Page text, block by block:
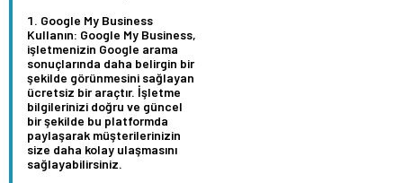
Google My Business
Kullanın: Google My Business,
işletmenizin Google arama
sonuçlarında daha belirgin bir
şekilde görünmesini sağlayan
ücretsiz bir araçtır. İşletme
bilgilerinizi doğru ve güncel
bir şekilde bu platformda
paylaşarak müşterilerinizin
size daha kolay ulaşmasını
sağlayabilirsiniz.